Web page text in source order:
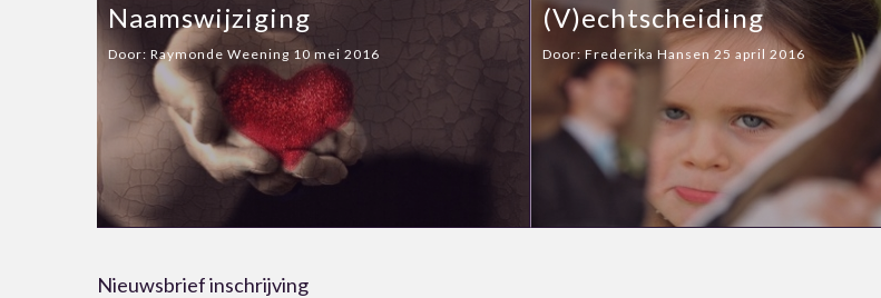
Naamswijziging
Door: Raymonde Weening 10 mei 2016
(V)echtscheiding
Door: Frederika Hansen 25 april 2016
Nieuwsbrief inschrijving